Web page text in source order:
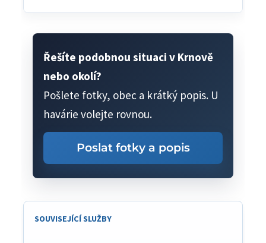
Řešíte podobnou situaci v Krnově
nebo okolí?
Pošlete fotky, obec a krátký popis. U
havárie volejte rovnou.
Poslat fotky a popis
SOUVISEJÍCÍ SLUŽBY